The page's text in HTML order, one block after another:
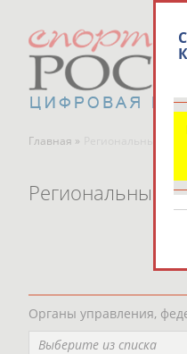
Главная » Региональные
Региональные
Органы управления,
Выберите из списка